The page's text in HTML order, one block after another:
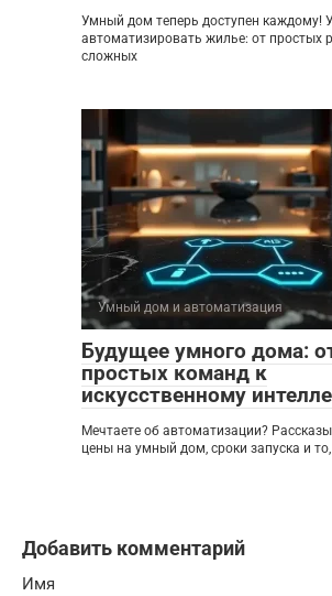
Умный дом теперь доступен каждому!
автоматизировать жилье: от простых
сложных
Умный дом и автоматизация
Будущее умного дома:
простых команд к
искусственному
Мечтаете об автоматизации?
цены на умный дом, сроки запуска и то,
Добавить комментарий
Имя